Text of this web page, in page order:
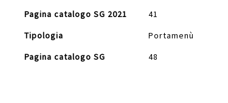
Pagina catalogo SG 2021
41
Tipologia
Portamenù
Pagina catalogo SG
48